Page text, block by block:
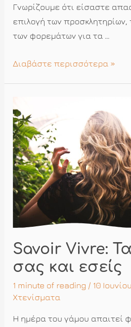
Γνωρίζουμε ότι είσαστε
επιλογή των προσκλητηρίων,
των φορεμάτων για τα …
Οργανόγραμμα
Διαβάστε περισσότερα »
Savoir Vivre:
σας και εσείς
1 minute of reading / 10
Χτενίσματα
Η ημέρα του γάμου απαιτεί